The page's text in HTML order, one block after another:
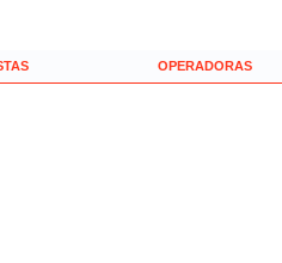
OPERADORAS